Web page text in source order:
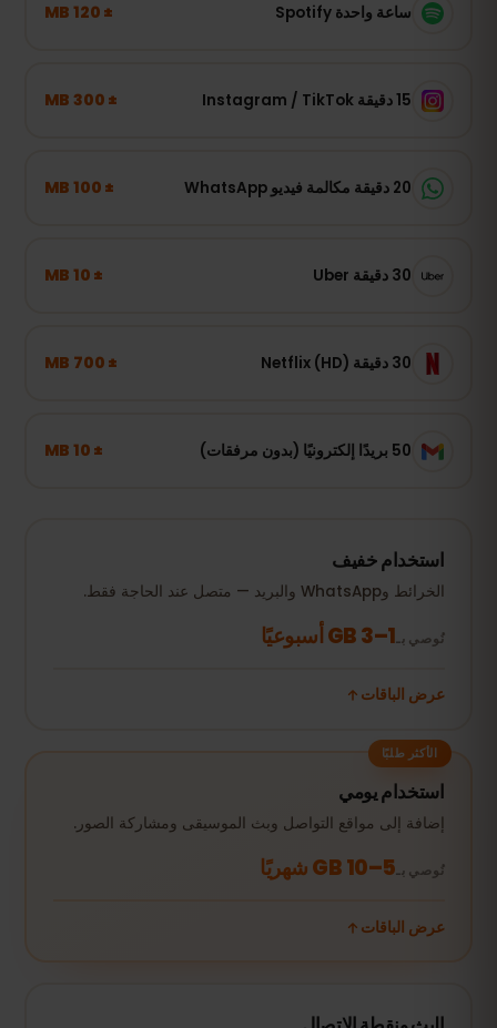
ساعة واحدة Spotify ± 120 MB
15 دقيقة Instagram / TikTok ± 300 MB
20 دقيقة مكالمة فيديو WhatsApp ± 100 MB
30 دقيقة Uber ± 10 MB
30 دقيقة Netflix (HD) ± 700 MB
50 بريدًا إلكترونيًا (بدون مرفقات) ± 10 MB
استخدام خفيف
الخرائط وWhatsApp والبريد — متصل عند الحاجة فقط.
نُوصي بـ1–3 GB أسبوعيًا
عرض الباقات
الأكثر طلبًا
استخدام يومي
إضافة إلى مواقع التواصل وبث الموسيقى ومشاركة الصور.
نُوصي بـ5–10 GB شهريًا
عرض الباقات